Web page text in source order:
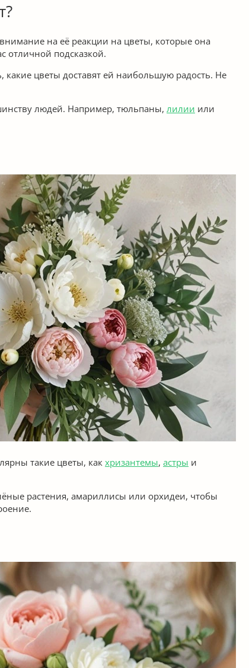
на её реакции на цветы, которые она
отличной подсказкой.
какие цветы доставят ей наибольшую радость. Не
людей. Например, тюльпаны, лилии или
такие цветы, как хризантемы, астры и
растения, амариллисы или орхидеи, чтобы